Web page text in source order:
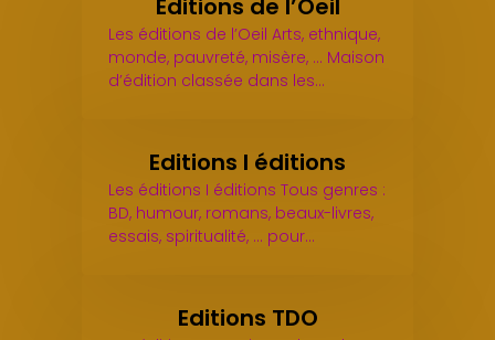
Editions de l’Oeil
Les éditions de l’Oeil Arts, ethnique,
monde, pauvreté, misère, ... Maison
d’édition classée dans les…
Editions I éditions
Les éditions I éditions Tous genres :
BD, humour, romans, beaux-livres,
essais, spiritualité, ... pour…
Editions TDO